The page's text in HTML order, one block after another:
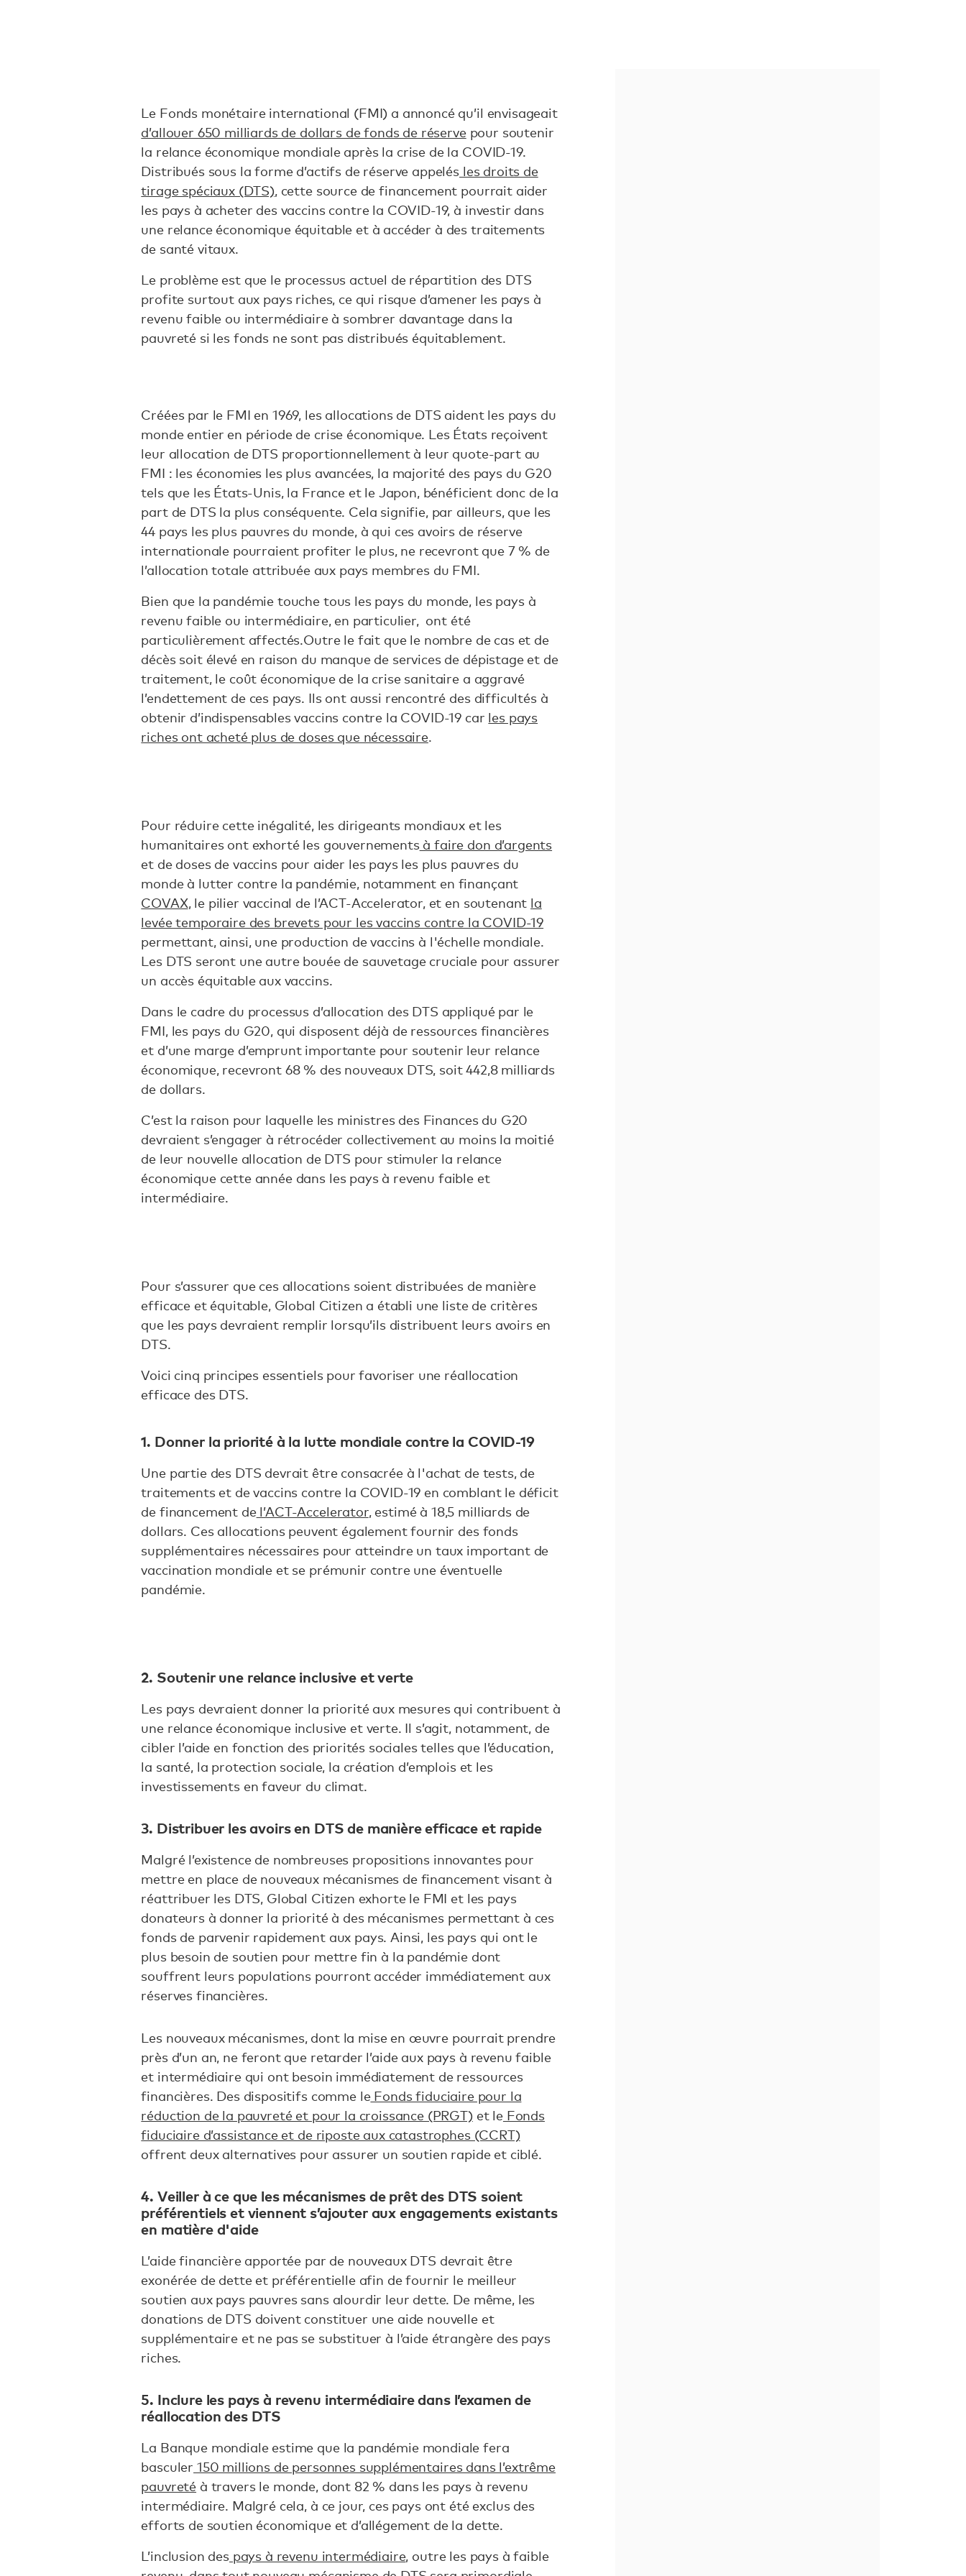
Le Fonds monétaire international (FMI) a annoncé qu’il envisageait
d’allouer 650 milliards de dollars de fonds de réservepour soutenir
la relance économique mondiale après la crise de la COVID-19.
Distribués sous la forme d’actifs de réserve appelés les droits de
tirage spéciaux (DTS), cette source de financement pourrait aider
les pays à acheter des vaccins contre la COVID-19, à investir dans
une relance économique équitable et à accéder à des traitements
de santé vitaux.
Le problème est que le processus actuel de répartition des DTS
profite surtout aux pays riches, ce qui risque d’amener les pays à
revenu faible ou intermédiaire à sombrer davantage dans la
pauvreté si les fonds ne sont pas distribués équitablement.
​​Créées par le FMI en 1969, les allocations de DTS aident les pays du
monde entier en période de crise économique. Les États reçoivent
leur allocation de DTS proportionnellement à leur quote-part au
FMI : les économies les plus avancées, la majorité des pays du G20
tels que les États-Unis, la France et le Japon, bénéficient donc de la
part de DTS la plus conséquente. Cela signifie, par ailleurs, que les
44 pays les plus pauvres du monde, à qui ces avoirs de réserve
internationale pourraient profiter le plus, ne recevront que 7 % de
l’allocation totale attribuée aux pays membres du FMI.
Bien que la pandémie touche tous les pays du monde, les pays à
revenu faible ou intermédiaire, en particulier, ont été
particulièrement affectés.Outre le fait que le nombre de cas et de
décès soit élevé en raison du manque de services de dépistage et de
traitement, le coût économique de la crise sanitaire a aggravé
l’endettement de ces pays. Ils ont aussi rencontré des difficultés à
obtenir d’indispensables vaccins contre la COVID-19 car les pays
riches ont acheté plus de doses que nécessaire.
Pour réduire cette inégalité, les dirigeants mondiaux et les
humanitaires ont exhorté les gouvernementsà faire don d’argents
et de doses de vaccins pour aider les pays les plus pauvres du
monde à lutter contre la pandémie, notamment en finançant
COVAX, le pilier vaccinal de l’ACT-Accelerator, et en soutenant la
levée temporaire des brevets pour les vaccins contre la COVID-19
permettant, ainsi, une production de vaccins à l'échelle mondiale.
Les DTS seront une autre bouée de sauvetage cruciale pour assurer
un accès équitable aux vaccins.
Dans le cadre du processus d’allocation des DTS appliqué par le
FMI, les pays du G20, qui disposent déjà de ressources financières
et d’une marge d’emprunt importante pour soutenir leur relance
économique, recevront 68 % des nouveaux DTS, soit 442,8 milliards
de dollars.
C’est la raison pour laquelle les ministres des Finances du G20
devraient s’engager à rétrocéder collectivement au moins la moitié
de leur nouvelle allocation de DTS pour stimuler la relance
économique cette année dans les pays à revenu faible et
intermédiaire.
Pour s’assurer que ces allocations soient distribuées de manière
efficace et équitable, Global Citizen a établi une liste de critères
que les pays devraient remplir lorsqu’ils distribuent leurs avoirs en
DTS.
Voici cinq principes essentiels pour favoriser une réallocation
efficace des DTS.
1. Donner la priorité à la lutte mondiale contre la COVID-19
Une partie des DTS devrait être consacrée à l'achat de tests, de
traitements et de vaccins contre la COVID-19 en comblant le déficit
de financement del’ACT-Accelerator, estimé à 18,5 milliards de
dollars. Ces allocations peuvent également fournir des fonds
supplémentaires nécessaires pour atteindre un taux important de
vaccination mondiale et se prémunir contre une éventuelle
pandémie.
2. Soutenir une relance inclusive et verte
Les pays devraient donner la priorité aux mesures qui contribuent à
une relance économique inclusive et verte. Il s’agit, notamment, de
cibler l’aide en fonction des priorités sociales telles que l’éducation,
la santé, la protection sociale, la création d’emplois et les
investissements en faveur du climat.
3. Distribuer les avoirs en DTS de manière efficace et rapide
Malgré l’existence de nombreuses propositions innovantes pour
mettre en place de nouveaux mécanismes de financement visant à
réattribuer les DTS, Global Citizen exhorte le FMI et les pays
donateurs à donner la priorité à des mécanismes permettant à ces
fonds de parvenir rapidement aux pays. Ainsi, les pays qui ont le
plus besoin de soutien pour mettre fin à la pandémie dont
souffrent leurs populations pourront accéder immédiatement aux
réserves financières.
Les nouveaux mécanismes, dont la mise en œuvre pourrait prendre
près d’un an, ne feront que retarder l’aide aux pays à revenu faible
et intermédiaire qui ont besoin immédiatement de ressources
financières. Des dispositifs comme leFonds fiduciaire pour la
réduction de la pauvreté et pour la croissance (PRGT) et leFonds
fiduciaire d’assistance et de riposte aux catastrophes (CCRT)
offrent deux alternatives pour assurer un soutien rapide et ciblé.
4. Veiller à ce que les mécanismes de prêt des DTS soient
préférentiels et viennent s’ajouter aux engagements existants
en matière d'aide
L’aide financière apportée par de nouveaux DTS devrait être
exonérée de dette et préférentielle afin de fournir le meilleur
soutien aux pays pauvres sans alourdir leur dette. De même, les
donations de DTS doivent constituer une aide nouvelle et
supplémentaire et ne pas se substituer à l’aide étrangère des pays
riches.
5. Inclure les pays à revenu intermédiaire dans l’examen de
réallocation des DTS
La Banque mondiale estime que la pandémie mondiale fera
basculer 150 millions de personnes supplémentaires dans l’extrême
pauvreté à travers le monde, dont 82 % dans les pays à revenu
intermédiaire. Malgré cela, à ce jour, ces pays ont été exclus des
efforts de soutien économique et d’allégement de la dette.
L’inclusion despays à revenu intermédiaire, outre les pays à faible